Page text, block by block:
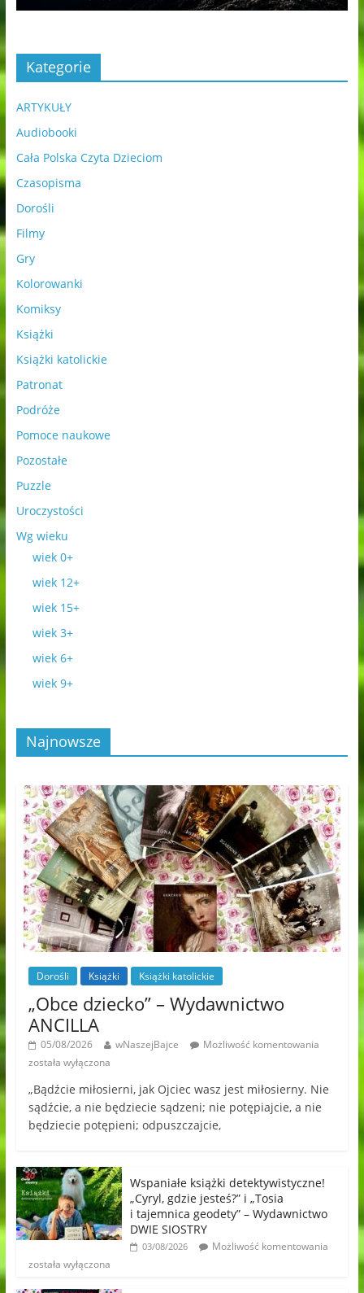
Kategorie
ARTYKUŁY
Audiobooki
Cała Polska Czyta Dzieciom
Czasopisma
Dorośli
Filmy
Gry
Kolorowanki
Komiksy
Książki
Książki katolickie
Patronat
Podróże
Pomoce naukowe
Pozostałe
Puzzle
Uroczystości
Wg wieku
wiek 0+
wiek 12+
wiek 15+
wiek 3+
wiek 6+
wiek 9+
Najnowsze
Dorośli Książki Książki katolickie
„Obce dziecko” – Wydawnictwo
ANCILLA
05/08/2026 wNaszejBajce
Możliwość komentowania
została wyłączona
„Bądźcie miłosierni, jak Ojciec wasz jest miłosierny. Nie
sądźcie, a nie będziecie sądzeni; nie potępiajcie, a nie
będziecie potępieni; odpuszczajcie,
Wspaniałe książki detektywistyczne!
„Cyryl, gdzie jesteś?” i „Tosia
i tajemnica geodety” – Wydawnictwo
DWIE SIOSTRY
03/08/2026
Możliwość komentowania
została wyłączona